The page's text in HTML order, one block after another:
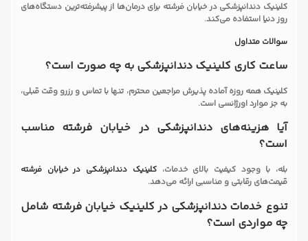
کلینیک دندانپزشکی در خیابان فرشته برای درمان‌ها از پیشرفته‌ترین دستگاه‌های
روز دنیا استفاده می‌کند.
سوالات متداول
ساعت کاری کلینیک دندانپزشکی به چه صورت است؟
کلینیک همه روزه آماده پذیرش مراجعین محترم، تنها با تماس و رزرو وقت قبلی،
به جز موارد اورژانسی است.
آیا هزینه‌های دندانپزشکی در خیابان فرشته مناسب
است؟
بله، با وجود کیفیت بالای خدمات،کلینیک دندانپزشکی در خیابان فرشته
قیمت‌های رقابتی و مناسبی ارائه می‌دهد.
تنوع خدمات دندانپزشکی در کلینیک خیابان فرشته شامل
چه مواردی است؟